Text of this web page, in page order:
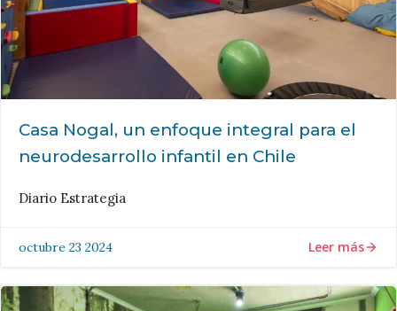
​Casa Nogal, un enfoque integral para el
neurodesarrollo infantil en Chile
Diario Estrategia
octubre 23 2024 Leer más